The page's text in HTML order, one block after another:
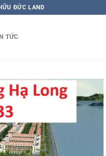
ĐỨC LAND
TỨC